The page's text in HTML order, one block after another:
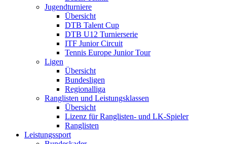
Jugendturniere
Übersicht
DTB Talent Cup
DTB U12 Turnierserie
ITF Junior Circuit
Tennis Europe Junior Tour
Ligen
Übersicht
Bundesligen
Regionalliga
Ranglisten und Leistungsklassen
Übersicht
Lizenz für Ranglisten- und LK-Spieler
Ranglisten
Leistungssport